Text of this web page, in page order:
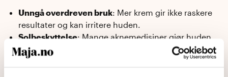
Unngå overdreven bruk: Mer krem gir ikke raskere
resultater og kan irritere huden.
Solbeskyttelse: Mange aknemedisiner gjør huden
mer sensitiv for sol. Bruk solkrem med høy faktor
(SPF 30 eller mer) daglig.